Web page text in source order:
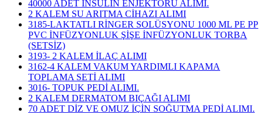
40000 ADET İNSÜLİN ENJEKTÖRÜ ALIMI.
2 KALEM SU ARITMA CİHAZI ALIMI
3185-LAKTATLI RİNGER SOLÜSYONU 1000 ML PE PP
PVC İNFÜZYONLUK ŞİŞE İNFÜZYONLUK TORBA
(SETSİZ)
3193- 2 KALEM İLAÇ ALIMI
3162-4 KALEM VAKUM YARDIMLI KAPAMA
TOPLAMA SETİ ALIMI
3016- TOPUK PEDİ ALIMI.
2 KALEM DERMATOM BIÇAĞI ALIMI
70 ADET DİZ VE OMUZ İÇİN SOĞUTMA PEDİ ALIMI.